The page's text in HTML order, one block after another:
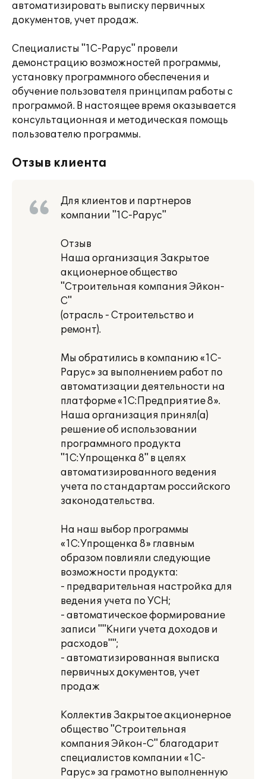
автоматизировать выписку первичных
документов, учет продаж.
Специалисты "1С-Рарус" провели
демонстрацию возможностей программы,
установку программного обеспечения и
обучение пользователя принципам работы с
программой. В настоящее время оказывается
консультационная и методическая помощь
пользователю программы.
Отзыв клиента
Для клиентов и партнеров
компании "1С-Рарус"
Отзыв
Наша организация Закрытое
акционерное общество
"Строительная компания Эйкон-
С"
(отрасль - Строительство и
ремонт).
Мы обратились в компанию «1С-
Рарус» за выполнением работ по
автоматизации деятельности на
платформе «1С:Предприятие 8».
Наша организация принял(а)
решение об использовании
программного продукта
"1С:Упрощенка 8" в целях
автоматизированного ведения
учета по стандартам российского
законодательства.
На наш выбор программы
«1С:Упрощенка 8» главным
образом повлияли следующие
возможности продукта:
- предварительная настройка для
ведения учета по УСН;
- автоматическое формирование
записи ""Книги учета доходов и
расходов"";
- автоматизированная выписка
первичных документов, учет
продаж
Коллектив Закрытое акционерное
общество "Строительная
компания Эйкон-С" благодарит
специалистов компании «1С-
Рарус» за грамотно выполненную